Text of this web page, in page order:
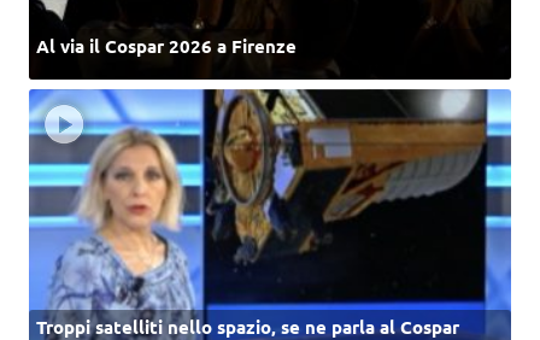
Al via il Cospar 2026 a Firenze
Troppi satelliti nello spazio, se ne parla al Cospar